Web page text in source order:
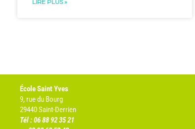
LIRE PLUS »
École Saint Yves
9, rue du Bourg
29440 Saint-Derrien
Tél : 06 88 92 35 21